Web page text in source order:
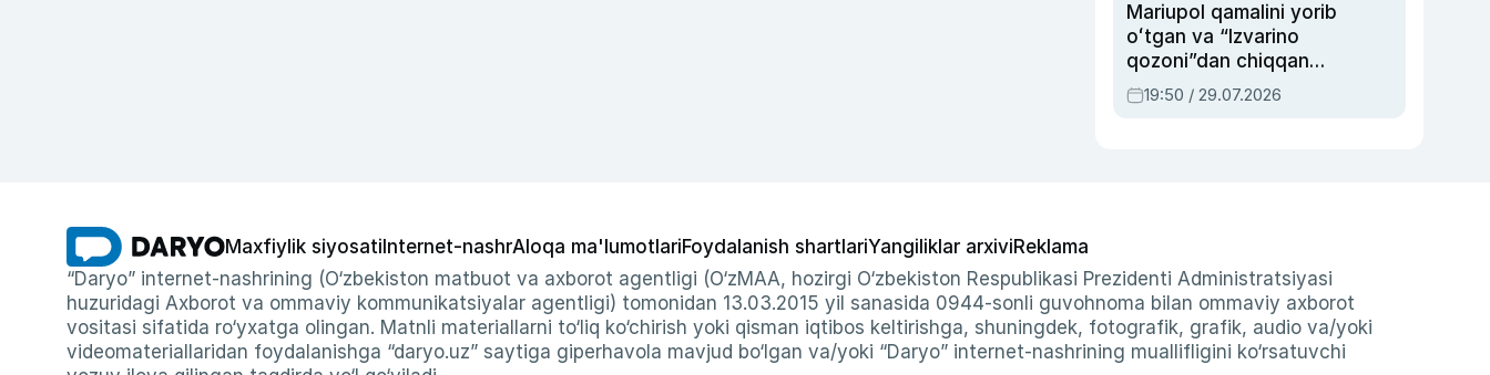
Mariupol qamalini yorib
oʻtgan va “Izvarino
qozoni”dan chiqqan
qahramon — Ukraina
armiyasi bosh
19:50 / 29.07.2026
Maxfiylik siyosati Internet-nashrAloqa ma'lumotlariFoydalanish shartlariYangiliklar arxiviReklama
“Daryo” internet-nashrining (O‘zbekiston matbuot va axborot agentligi (O‘zMAA, hozirgi O‘zbekiston Respublikasi Prezidenti Administratsiyasi
huzuridagi Axborot va ommaviy kommunikatsiyalar agentligi) tomonidan 13.03.2015 yil sanasida 0944-sonli guvohnoma bilan ommaviy axborot
vositasi sifatida ro‘yxatga olingan. Matnli materiallarni to‘liq ko‘chirish yoki qisman iqtibos keltirishga, shuningdek, fotografik, grafik, audio va/yoki
videomateriallaridan foydalanishga “daryo.uz” saytiga giperhavola mavjud bo‘lgan va/yoki “Daryo” internet-nashrining muallifligini ko‘rsatuvchi